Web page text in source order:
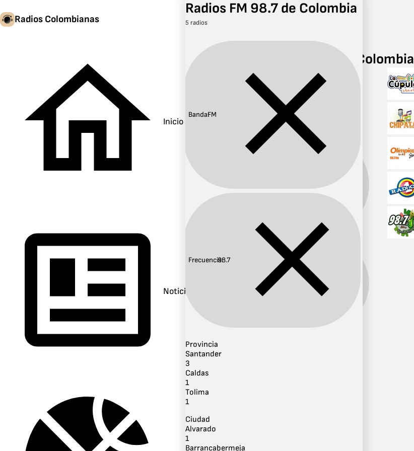
Radios Colombianas
Inicio
Noticias
Radios FM 98.7 de Colombia
Radios FM 98.7 de
Colombia
5 radios
Frecuencia:
98.7
Radios FM 98.7 de Colombia
5 radios
Banda:FM
Frecuencia:98.7
Provincia
Santander
3
Caldas
1
Tolima
1
Ciudad
Alvarado
1
Barrancabermeja